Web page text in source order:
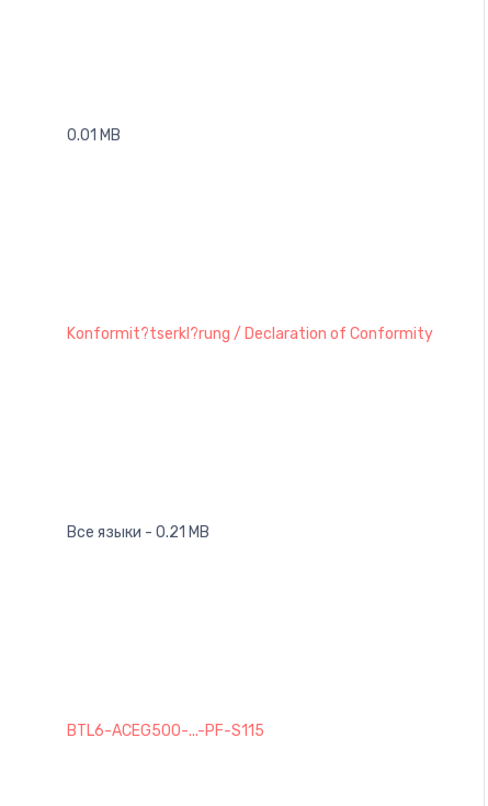
0.01 MB
Konformit?tserkl?rung / Declaration of Conformity
Все языки - 0.21 MB
BTL6-ACEG500-...-PF-S115